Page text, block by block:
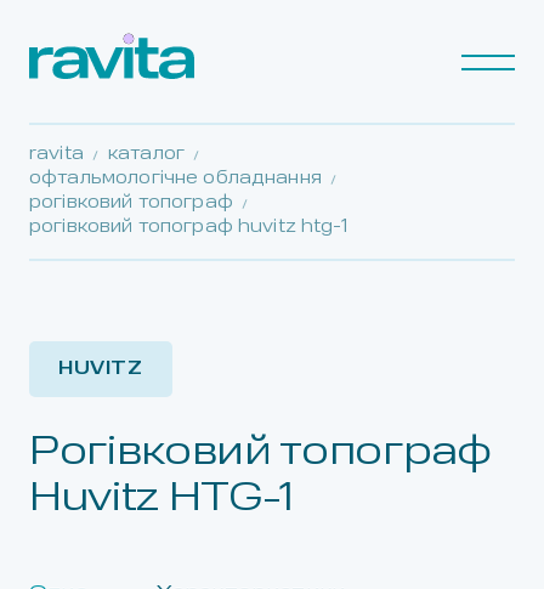
ravita
каталог
офтальмологічне обладнання
рогівковий топограф
рогівковий топограф huvitz htg-1
HUVITZ
Рогівковий топограф
Huvitz HTG-1